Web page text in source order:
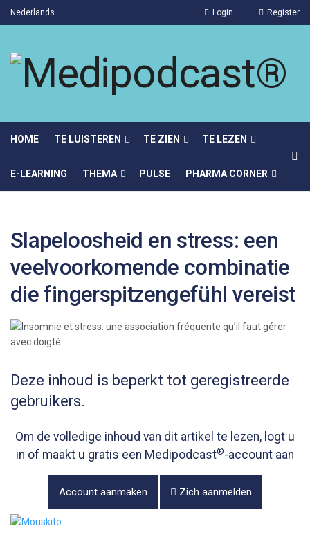
Nederlands Login Register
HOME TE LUISTEREN TE ZIEN TE LEZEN
E-LEARNING THEMA PULSE PHARMA CORNER
Slapeloosheid en stress: een
veelvoorkomende combinatie
die fingerspitzengefühl vereist
Deze inhoud is beperkt tot geregistreerde
gebruikers.
Om de volledige inhoud van dit artikel te lezen, logt u
in of maakt u gratis een Medipodcast®-account aan
Account aanmaken Zich aanmelden